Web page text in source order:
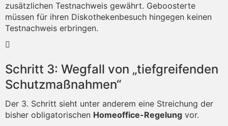
zusätzlichen Testnachweis gewährt. Geboosterte
müssen für ihren Diskothekenbesuch hingegen keinen
Testnachweis erbringen.
Schritt 3: Wegfall von „tiefgreifenden
Schutzmaßnahmen“
Der 3. Schritt sieht unter anderem eine Streichung der
bisher obligatorischen Homeoffice-Regelung vor.